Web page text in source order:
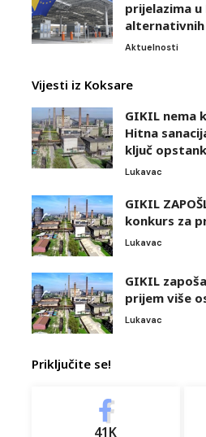
prijelazima
Aktuelnosti
Vijesti iz Koksare
GIKIL nema
Hitna
ključ
Lukavac
GIKIL
konkurs za
Lukavac
GIKIL
prijem više
Lukavac
Priključite se!
41K